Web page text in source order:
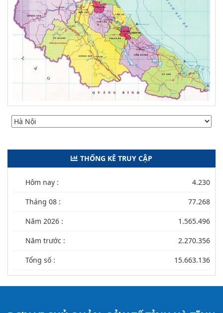
THỐNG KÊ TRUY CẬP
Hôm nay : 4.230
Tháng 08 : 77.268
Năm 2026 : 1.565.496
Năm trước : 2.270.356
Tổng số : 15.663.136